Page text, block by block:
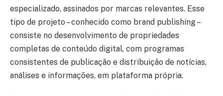
especializado, assinados por marcas relevantes. Esse
tipo de projeto – conhecido como brand publishing –
consiste no desenvolvimento de propriedades
completas de conteúdo digital, com programas
consistentes de publicação e distribuição de notícias,
análises e informações, em plataforma própria.